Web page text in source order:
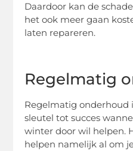
Daardoor kan de
het ook meer gaan
laten repareren.
Regelmatig
Regelmatig onderhoud
sleutel tot succes
winter door wil helpen.
helpen namelijk al om